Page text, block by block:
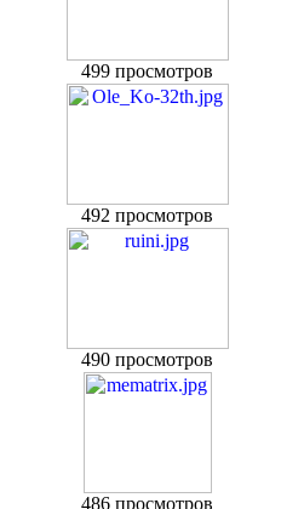
499 просмотров
492 просмотров
490 просмотров
486 просмотров